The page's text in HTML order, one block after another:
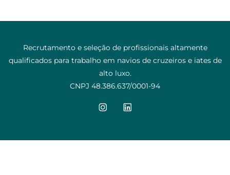
Recrutamento e seleção de profissionais altamente
qualificados para trabalho em navios de cruzeiros e iates de
alto luxo.
CNPJ 48.386.637/0001-94